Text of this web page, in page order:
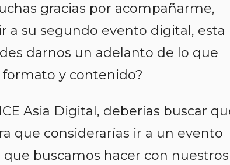
gracias por acompañarme,
a su segundo evento digital, esta
darnos un adelanto de lo que
y contenido?
Asia Digital, deberías buscar
que considerarías ir a un evento
que buscamos hacer con nuestros